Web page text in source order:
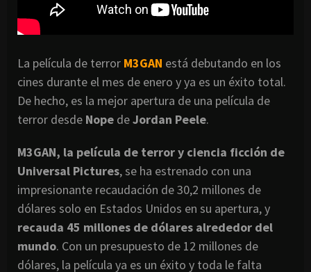
La película de terror M3GAN está debutando en los
cines durante el mes de enero y ya es un éxito total.
De hecho, es la mejor apertura de una película de
terror desde Nope deJordan Peele.
M3GAN, la película de terror y ciencia ficción de
Universal Pictures, se ha estrenado con una
impresionante recaudación de 30,2 millones de
dólares solo en Estados Unidos en su apertura, y
recauda 45 millones de dólares alrededor del
mundo. Con un presupuesto de 12 millones de
dólares, la película ya es un éxito y toda le falta